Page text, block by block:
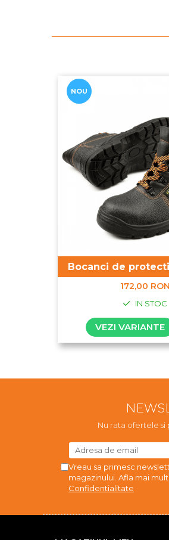
NOU
Bocanci de
172,00 RON
IN STOC
VEZI VARIANTE
Nu rata ofertele
Vreau sa primesc
magazinului. Afla mai
Confidentialitate